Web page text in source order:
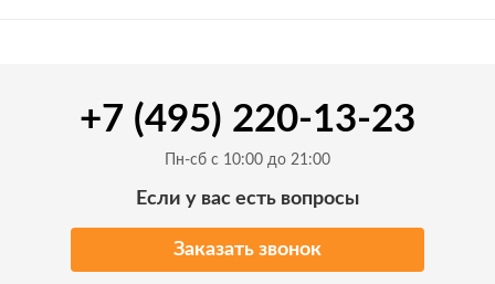
+7 (495) 220-13-23
Пн-сб с 10:00 до 21:00
Если у вас есть вопросы
Заказать звонок